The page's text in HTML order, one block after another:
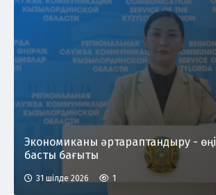
Экономиканы әртараптандыру -
басты бағыты
31 шілде 2026 1